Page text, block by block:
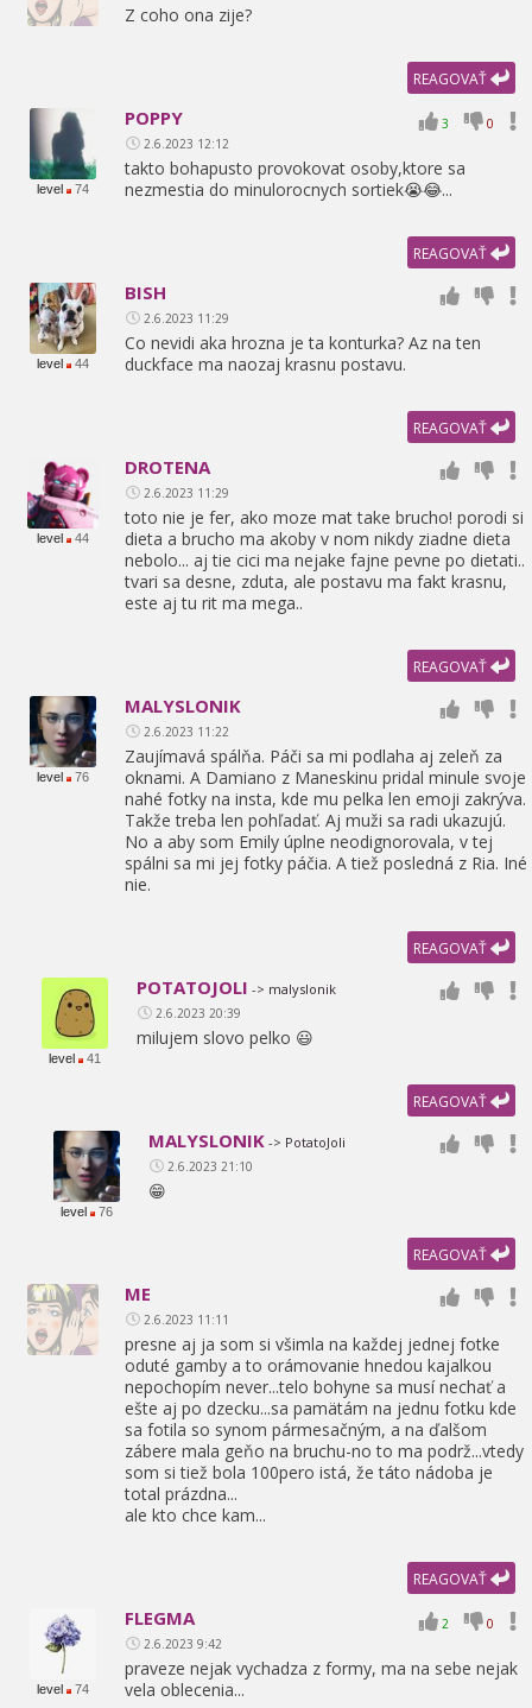
Z coho ona zije?
REAGOVAŤ
level 74
3 0
POPPY
2.6.2023 12:12
takto bohapusto provokovat osoby,ktore sa
nezmestia do minulorocnych sortiek😭😂...
REAGOVAŤ
level 44
BISH
2.6.2023 11:29
Co nevidi aka hrozna je ta konturka? Az na ten
duckface ma naozaj krasnu postavu.
REAGOVAŤ
level 44
DROTENA
2.6.2023 11:29
toto nie je fer, ako moze mat take brucho! porodi si
dieta a brucho ma akoby v nom nikdy ziadne dieta
nebolo... aj tie cici ma nejake fajne pevne po dietati..
tvari sa desne, zduta, ale postavu ma fakt krasnu,
este aj tu rit ma mega..
REAGOVAŤ
level 76
MALYSLONIK
2.6.2023 11:22
Zaujímavá spálňa. Páči sa mi podlaha aj zeleň za
oknami. A Damiano z Maneskinu pridal minule svoje
nahé fotky na insta, kde mu pelka len emoji zakrýva.
Takže treba len pohľadať. Aj muži sa radi ukazujú.
No a aby som Emily úplne neodignorovala, v tej
spálni sa mi jej fotky páčia. A tiež posledná z Ria. Iné
nie.
REAGOVAŤ
level 41
POTATOJOLI -> malyslonik
2.6.2023 20:39
milujem slovo pelko 😃
REAGOVAŤ
level 76
MALYSLONIK -> PotatoJoli
2.6.2023 21:10
😁
REAGOVAŤ
ME
2.6.2023 11:11
presne aj ja som si všimla na každej jednej fotke
oduté gamby a to orámovanie hnedou kajalkou
nepochopím never...telo bohyne sa musí nechať a
ešte aj po dzecku...sa pamätám na jednu fotku kde
sa fotila so synom pármesačným, a na ďalšom
zábere mala geňo na bruchu-no to ma podrž...vtedy
som si tiež bola 100pero istá, že táto nádoba je
total prázdna...
ale kto chce kam...
REAGOVAŤ
level 74
2 0
FLEGMA
2.6.2023 9:42
praveze nejak vychadza z formy, ma na sebe nejak
vela oblecenia...